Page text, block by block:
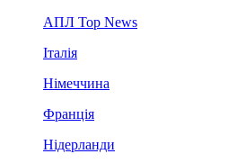
АПЛ Top News
Італія
Німеччина
Франція
Нідерланди